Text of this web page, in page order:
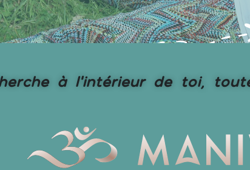
à l’intérieur de toi,